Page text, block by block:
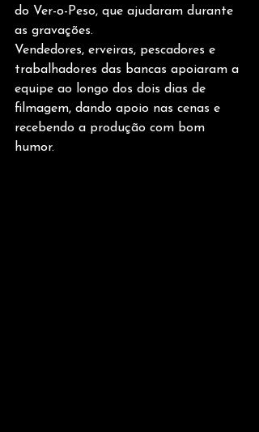
do Ver-o-Peso, que ajudaram durante
as gravações.
Vendedores, erveiras, pescadores e
trabalhadores das bancas apoiaram a
equipe ao longo dos dois dias de
filmagem, dando apoio nas cenas e
recebendo a produção com bom
humor.